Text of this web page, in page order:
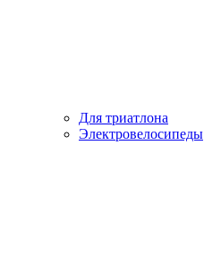
Для триатлона
Электровелосипеды